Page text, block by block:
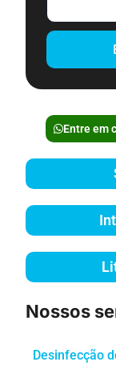
Entre em
Nossos
Desinfecção